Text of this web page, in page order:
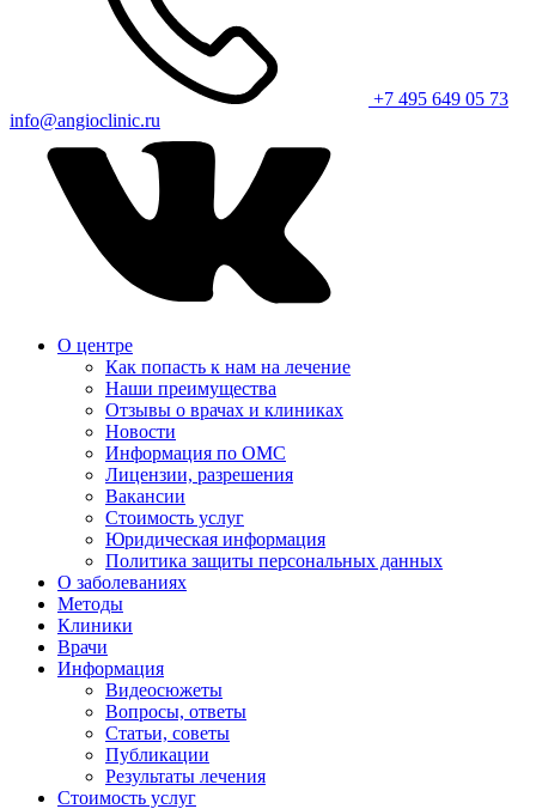
+7 495 649 05 73
info@angioclinic.ru
О центре
Как попасть к нам на лечение
Наши преимущества
Отзывы о врачах и клиниках
Новости
Информация по ОМС
Лицензии, разрешения
Вакансии
Стоимость услуг
Юридическая информация
Политика защиты персональных данных
О заболеваниях
Методы
Клиники
Врачи
Информация
Видеосюжеты
Вопросы, ответы
Статьи, советы
Публикации
Результаты лечения
Стоимость услуг